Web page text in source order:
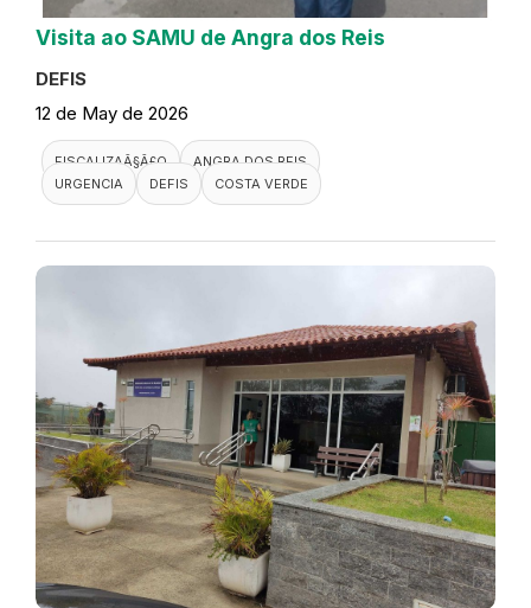
Visita ao SAMU de Angra dos Reis
DEFIS
12 de May de 2026
FISCALIZAÃ§Ã£O
ANGRA DOS REIS
URGENCIA
DEFIS COSTA VERDE